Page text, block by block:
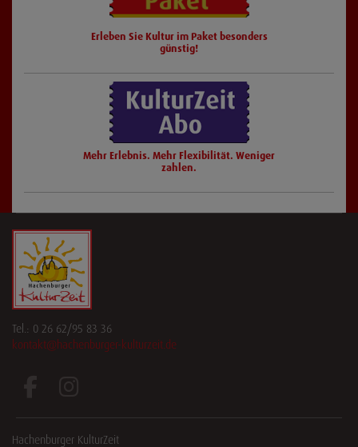
Erleben Sie Kultur im Paket besonders
günstig!
Mehr Erlebnis. Mehr Flexibilität. Weniger
zahlen.
Tel.: 0 26 62/95 83 36
kontakt@hachenburger-kulturzeit.de
Hachenburger KulturZeit